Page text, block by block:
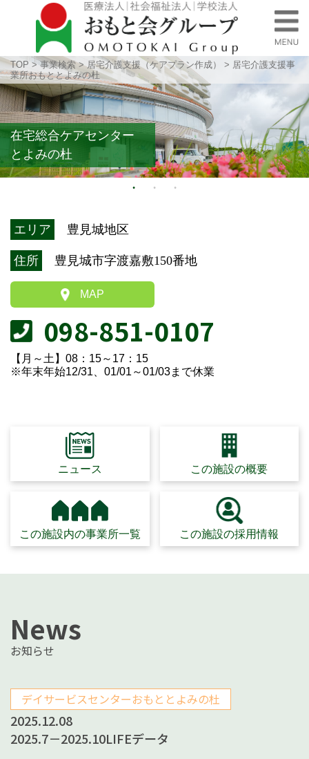
TOP > 事業検索>居宅介護支援（ケアプラン作成） > 居宅介護支援事
業所おもととよみの杜
在宅総合ケアセンター
とよみの杜
エリア 豊見城地区
住所 豊見城市字渡嘉敷150番地
MAP
098-851-0107
【月～土】08：15～17：15
※年末年始12/31、01/01～01/03まで休業
ニュース この施設の概要
この施設内の事業所一覧 この施設の採用情報
News
お知らせ
デイサービスセンターおもととよみの杜
2025.12.08
2025.7－2025.10LIFEデータ